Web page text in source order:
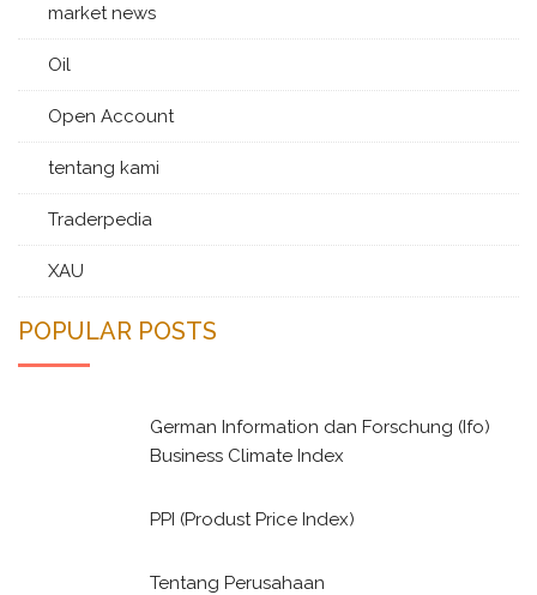
market news
Oil
Open Account
tentang kami
Traderpedia
XAU
POPULAR POSTS
German Information dan Forschung (Ifo)
Business Climate Index
PPI (Produst Price Index)
Tentang Perusahaan